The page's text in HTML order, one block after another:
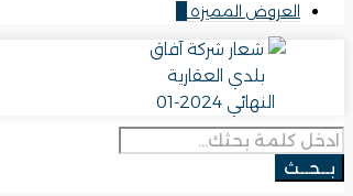
العروض المميزه
بــحــث